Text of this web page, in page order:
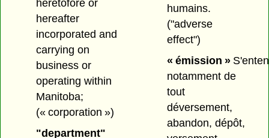
heretofore or
hereafter
incorporated and
carrying on
business or
operating within
Manitoba;
(« corporation »)
"department"
humains.
("adverse
effect")
« émission »
notamment de
tout
déversement,
abandon, dépôt,